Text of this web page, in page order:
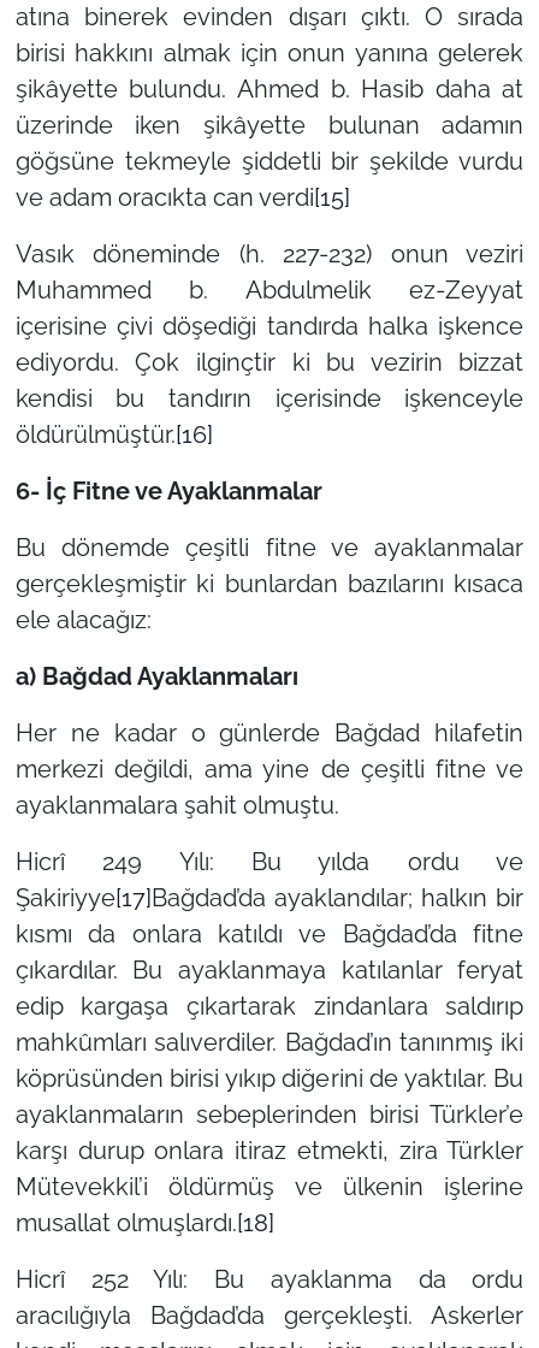
atına binerek evinden dışarı çıktı. O sırada
birisi hakkını almak için onun yanına gelerek
şikâyette bulundu. Ahmed b. Hasib daha at
üzerinde iken şikâyette bulunan adamın
göğsüne tekmeyle şiddetli bir şekilde vurdu
ve adam oracıkta can verdi[15]
Vasık döneminde (h. 227-232) onun veziri
Muhammed b. Abdulmelik ez-Zeyyat
içerisine çivi döşediği tandırda halka işkence
ediyordu. Çok ilginçtir ki bu vezirin bizzat
kendisi bu tandırın içerisinde işkenceyle
öldürülmüştür.[16]
6- İç Fitne ve Ayaklanmalar
Bu dönemde çeşitli fitne ve ayaklanmalar
gerçekleşmiştir ki bunlardan bazılarını kısaca
ele alacağız:
a) Bağdad Ayaklanmaları
Her ne kadar o günlerde Bağdad hilafetin
merkezi değildi, ama yine de çeşitli fitne ve
ayaklanmalara şahit olmuştu.
Hicrî 249 Yılı: Bu yılda ordu ve
Şakiriyye[17]Bağdad’da ayaklandılar; halkın bir
kısmı da onlara katıldı ve Bağdad’da fitne
çıkardılar. Bu ayaklanmaya katılanlar feryat
edip kargaşa çıkartarak zindanlara saldırıp
mahkûmları salıverdiler. Bağdad’ın tanınmış iki
köprüsünden birisi yıkıp diğerini de yaktılar. Bu
ayaklanmaların sebeplerinden birisi Türkler’e
karşı durup onlara itiraz etmekti, zira Türkler
Mütevekkil’i öldürmüş ve ülkenin işlerine
musallat olmuşlardı.[18]
Hicrî 252 Yılı: Bu ayaklanma da ordu
aracılığıyla Bağdad’da gerçekleşti. Askerler